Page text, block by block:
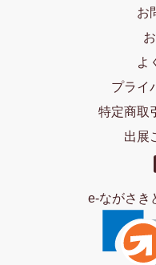
お
よ
プライ
特定商取
出展
e-ながさき